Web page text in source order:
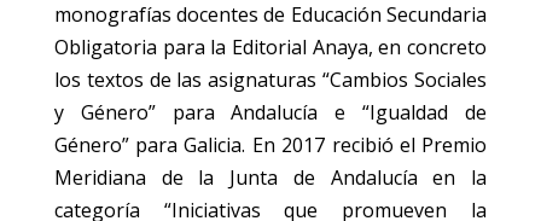
monografías docentes de Educación Secundaria
Obligatoria para la Editorial Anaya, en concreto
los textos de las asignaturas “Cambios Sociales
y Género” para Andalucía e “Igualdad de
Género” para Galicia. En 2017 recibió el Premio
Meridiana de la Junta de Andalucía en la
categoría “Iniciativas que promueven la